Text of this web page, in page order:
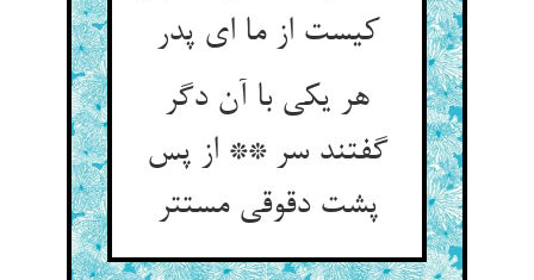
کیست از ما ای پدر
هر یکی با آن دگر
گفتند سر ** از پس
پشت دقوقی مستتر